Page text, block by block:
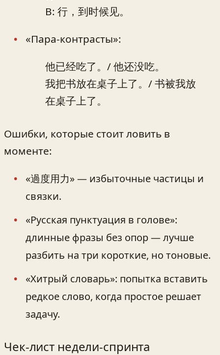
B: 行，到时候见。
«Пара‑контрасты»:
他已经吃了。/ 他还没吃。
我把书放在桌子上了。/ 书被我放
在桌子上了。
Ошибки, которые стоит ловить в
моменте:
«過度用力» — избыточные частицы и
связки.
«Русская пунктуация в голове»:
длинные фразы без опор — лучше
разбить на три короткие, но тоновые.
«Хитрый словарь»: попытка вставить
редкое слово, когда простое решает
задачу.
Чек‑лист недели‑спринта